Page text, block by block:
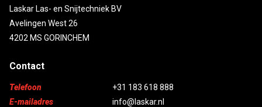
Laskar Las- en Snijtechniek BV
Avelingen West 26
4202 MS GORINCHEM
Contact
Telefoon
+31 183 618 888
E-mailadres
info@laskar.nl